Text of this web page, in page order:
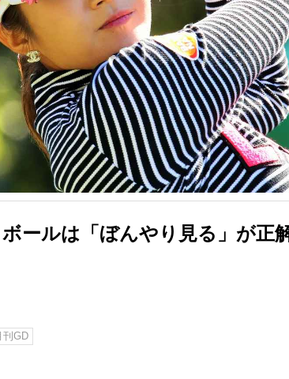
ールは「ぼんやり見る」が正
刊GD